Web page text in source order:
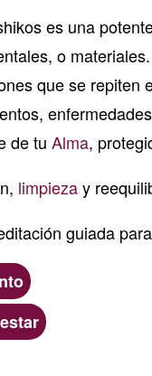
es una
o
que se repiten
de tu Alma,
limpiezay
guiada